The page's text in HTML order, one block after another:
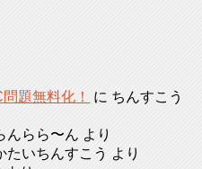
題無料化！ に ちんすこう
んらら〜ん より
たいちんすこう より